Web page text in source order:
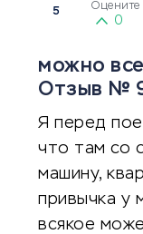
5 Оцените
0
можно
Отзыв №
Я перед
что там со
машину,
привычка у
всякое